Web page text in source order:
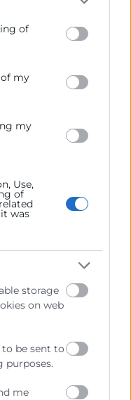
one or more
store information
or usage
or deny consent to
Google consent
of
my
my
Use,
of
was
storage
on web
be sent to
purposes.
me
México
DT. Cdad.
México
EMS